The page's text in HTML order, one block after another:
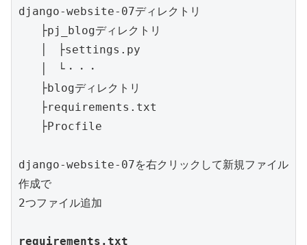
django-website-07ディレクトリ
├pj_blogディレクトリ
│　├settings.py
│　└・・・
├blogディレクトリ
├requirements.txt
├Procfile
django-website-07を右クリックして新規ファイル
作成で
2つファイル追加
requirements.txt